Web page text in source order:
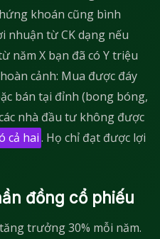
khoán cũng bình
nhuận từ CK dạng nếu
năm X bạn đã có Y triệu
cảnh: Mua được đáy
bán tại đỉnh (bong bóng,
nhà đầu tư không được
cả hai. Họ chỉ đạt được lợi
đồng cổ phiếu
trưởng 30% mỗi năm.